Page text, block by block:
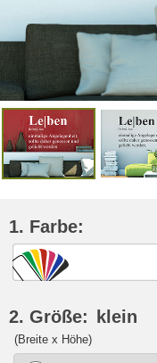
1. Farbe:
2. Größe: klein
(Breite x Höhe)